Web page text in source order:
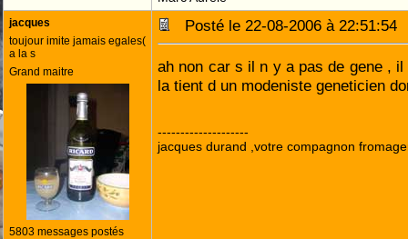
jacques
toujour imite jamais egales(
a la s
Grand maitre
5803 messages postés
Posté le 22-08-2006 à
ah non car s il n y a pas de gene ,
la tient d un modeniste geneticien
--------------------
jacques durand ,votre compagnon